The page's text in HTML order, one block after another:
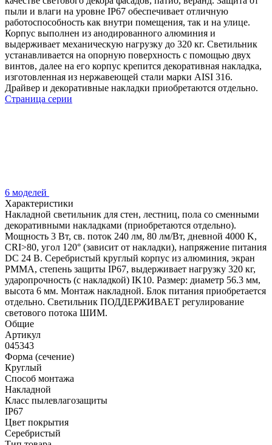
пыли и влаги на уровне IP67 обеспечивает отличную
работоспособность как внутри помещения, так и на улице.
Корпус выполнен из анодированного алюминия и
выдерживает механическую нагрузку до 320 кг. Светильник
устанавливается на опорную поверхность с помощью двух
винтов, далее на его корпус крепится декоративная накладка,
изготовленная из нержавеющей стали марки AISI 316.
Драйвер и декоративные накладки приобретаются отдельно.
Страница серии
6 моделей
Характеристики
Накладной светильник для стен, лестниц, пола со сменными
декоративными накладками (приобретаются отдельно).
Мощность 3 Вт, св. поток 240 лм, 80 лм/Вт, дневной 4000 K,
CRI>80, угол 120° (зависит от накладки), напряжение питания
DC 24 В. Серебристый круглый корпус из алюминия, экран
PMMA, степень защиты IP67, выдерживает нагрузку 320 кг,
ударопрочность (с накладкой) IK10. Размер: диаметр 56.3 мм,
высота 6 мм. Монтаж накладной. Блок питания приобретается
отдельно. Светильник ПОДДЕРЖИВАЕТ регулирование
светового потока ШИМ.
Общие
Артикул
045343
Форма (сечение)
Круглый
Способ монтажа
Накладной
Класс пылевлагозащиты
IP67
Цвет покрытия
Серебристый